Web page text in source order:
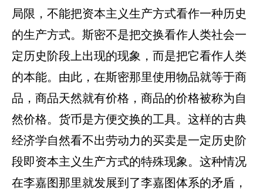
局限，不能把资本主义生产方式看作一种历史
的生产方式。斯密不是把交换看作人类社会一
定历史阶段上出现的现象，而是把它看作人类
的本能。由此，在斯密那里使用物品就等于商
品，商品天然就有价格，商品的价格被称为自
然价格。货币是方便交换的工具。这样的古典
经济学自然看不出劳动力的买卖是一定历史阶
段即资本主义生产方式的特殊现象。这种情况
在李嘉图那里就发展到了李嘉图体系的矛盾，